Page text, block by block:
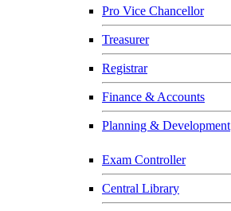
Pro Vice Chancellor
Treasurer
Registrar
Finance & Accounts
Planning & Development
Exam Controller
Central Library